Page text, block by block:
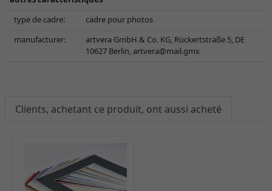
type de cadre:
cadre pour photos
manufacturer:
artvera GmbH & Co. KG, Rückertstraße 5, DE
10627 Berlin,artvera@mail.gmx
Clients, achetant ce produit, ont aussi acheté